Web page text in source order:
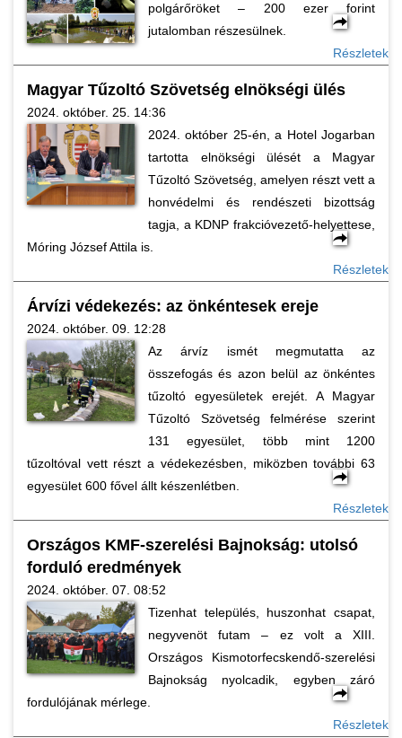
polgárőröket – 200 ezer forint
jutalomban részesülnek.
Részletek
Magyar Tűzoltó Szövetség elnökségi ülés
2024. október. 25. 14:36
2024. október 25-én, a Hotel Jogarban
tartotta elnökségi ülését a Magyar
Tűzoltó Szövetség, amelyen részt vett a
honvédelmi és rendészeti bizottság
tagja, a KDNP frakcióvezető-helyettese,
Móring József Attila is.
Részletek
Árvízi védekezés: az önkéntesek ereje
2024. október. 09. 12:28
Az árvíz ismét megmutatta az
összefogás és azon belül az önkéntes
tűzoltó egyesületek erejét. A Magyar
Tűzoltó Szövetség felmérése szerint
131 egyesület, több mint 1200
tűzoltóval vett részt a védekezésben, miközben további 63
egyesület 600 fővel állt készenlétben.
Részletek
Országos KMF-szerelési Bajnokság: utolsó
forduló eredmények
2024. október. 07. 08:52
Tizenhat település, huszonhat csapat,
negyvenöt futam – ez volt a XIII.
Országos Kismotorfecskendő-szerelési
Bajnokság nyolcadik, egyben záró
fordulójának mérlege.
Részletek